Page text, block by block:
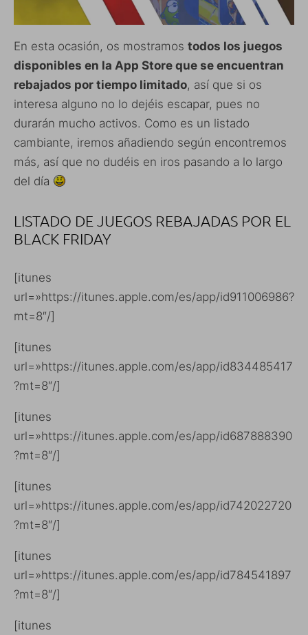
En esta ocasión, os mostramos todos los juegos
disponibles en la App Store que se encuentran
rebajados por tiempo limitado, así que si os
interesa alguno no lo dejéis escapar, pues no
durarán mucho activos. Como es un listado
cambiante, iremos añadiendo según encontremos
más, así que no dudéis en iros pasando a lo largo
del día
LISTADO DE JUEGOS REBAJADAS POR EL
BLACK FRIDAY
[itunes
url=»https://itunes.apple.com/es/app/id911006986?
mt=8″/]
[itunes
url=»https://itunes.apple.com/es/app/id834485417
?mt=8″/]
[itunes
url=»https://itunes.apple.com/es/app/id687888390
?mt=8″/]
[itunes
url=»https://itunes.apple.com/es/app/id742022720
?mt=8″/]
[itunes
url=»https://itunes.apple.com/es/app/id784541897
?mt=8″/]
[itunes